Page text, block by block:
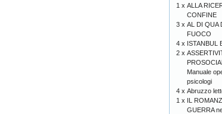
1 x ALLA
CONFINE
3 x AL DI QUA
FUOCO
4 x ISTANBUL
2 x
Manuale
psicologi
4 x Abruzzo
1 x IL
GUERRA